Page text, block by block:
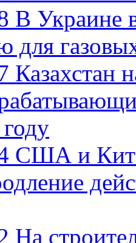
В Украине
для
Казахстан
США и
На